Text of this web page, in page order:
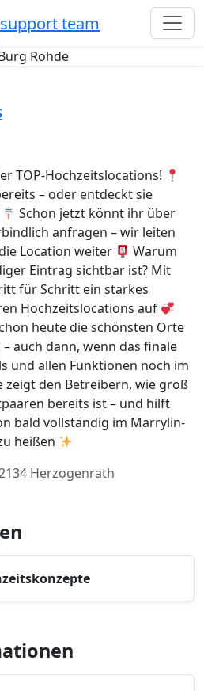
TOP-Hochzeitslocations!
– oder entdeckt sie
Schon jetzt könnt ihr über
anfragen – wir leiten
Location weiter
Warum
Eintrag sichtbar ist? Mit
für Schritt ein starkes
Hochzeitslocations auf
heute die schönsten Orte
auch dann, wenn das finale
und allen Funktionen noch im
zeigt den Betreibern, wie groß
bereits ist – und hilft
bald vollständig im Marrylin-
heißen
Herzogenrath